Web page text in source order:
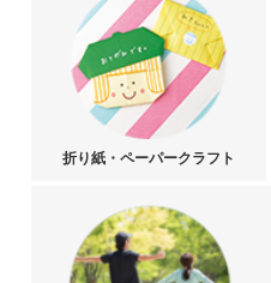
折り紙・ペーパークラフト